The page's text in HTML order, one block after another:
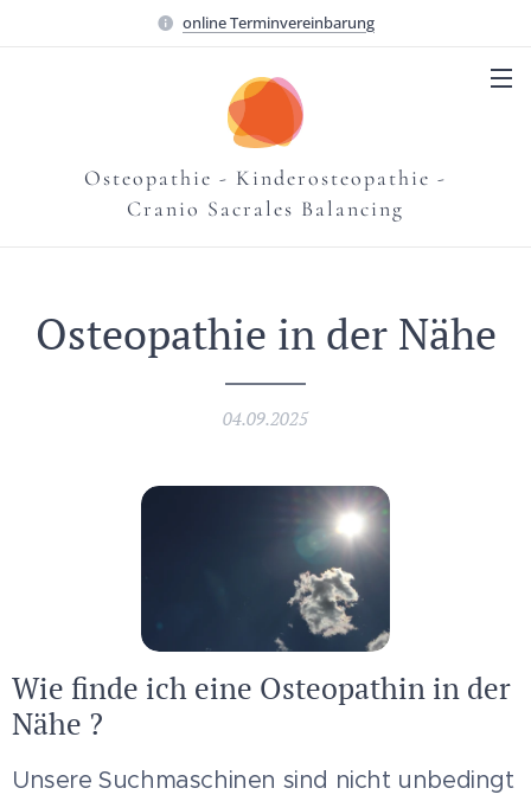
online Terminvereinbarung
Osteopathie - Kinderosteopathie -
Cranio Sacrales Balancing
Osteopathie in der Nähe
04.09.2025
Wie finde ich eine Osteopathin in der
Nähe ?
Unsere Suchmaschinen sind nicht unbedingt